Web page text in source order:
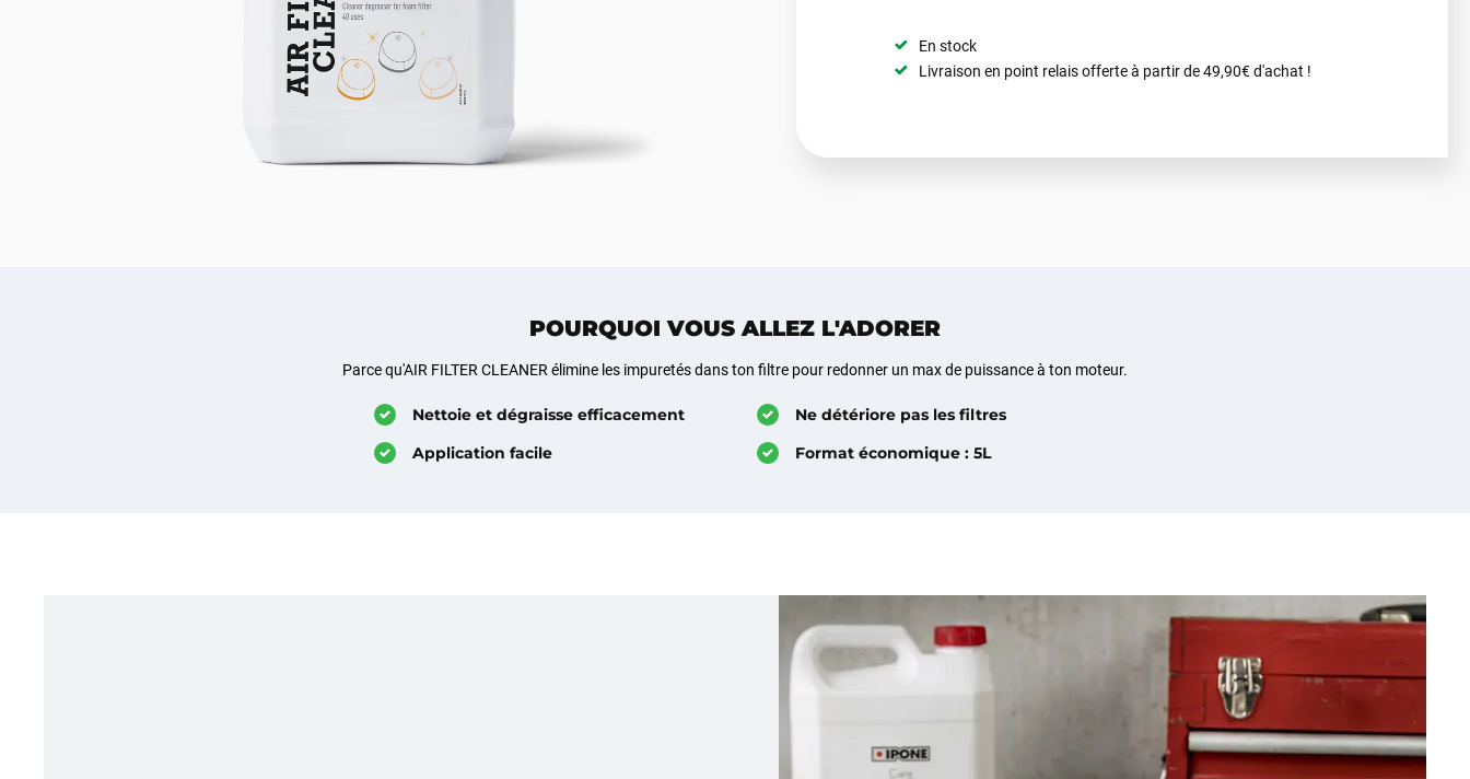
En stock
Livraison en point relais offerte à partir de 49,90€ d'achat !
POURQUOI VOUS ALLEZ L'ADORER
Parce qu'AIR FILTER CLEANER élimine les impuretés dans ton filtre pour redonner un max de puissance à ton moteur.
Nettoie et dégraisse efficacement
Ne détériore pas les filtres
Application facile
Format économique : 5L